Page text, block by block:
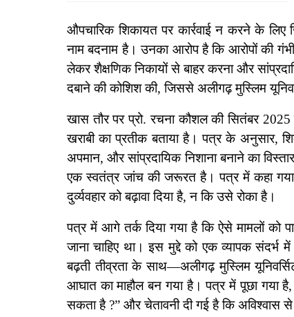
औपचारिक शिकायत पर कार्रवाई न करने के लिए
नाम बदनाम है। उनका आरोप है कि आरोपों की
लेकर शैक्षणिक निकायों से बाहर करना और
दबाने की कोशिश की, जिससे अलीगढ़ मुस्लिम
खास तौर पर प्रो. रचना कौशल की सितंबर
खराबी का प्रतीक बताया है। पत्र के अनुसार,
अपमान, और सांप्रदायिक निशाना बनाने का
एक स्वतंत्र जांच की जरूरत है। पत्र में कहा
दुर्व्यवहार को बढ़ावा दिया है, न कि उसे रोका है।
पत्र में आगे तर्क दिया गया है कि ऐसे मामलों को
जाना चाहिए था।इस मुद्दे को एक व्यापक संदर्भ
बढ़ती तीव्रता के साथ—अलीगढ़ मुस्लिम
आघात का माहौल बन गया है। पत्र में पूछा गया है,
सकता है ?” और चेतावनी दी गई है कि अविश्वास